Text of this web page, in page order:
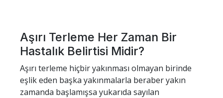
Aşırı Terleme Her Zaman Bir
Hastalık Belirtisi Midir?
Aşırı terleme hiçbir yakınması olmayan birinde
eşlik eden başka yakınmalarla beraber yakın
zamanda başlamışsa yukarıda sayılan